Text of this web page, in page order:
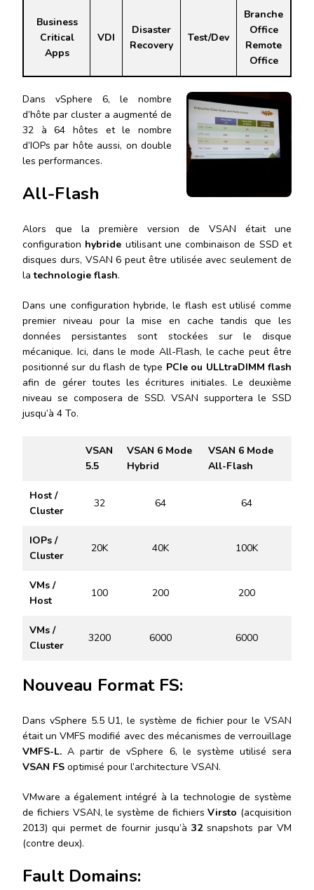
Business
Critical
Apps
VDI
Disaster
Recovery
Test/Dev
Branche
Office
Remote
Office
Dans vSphere 6, le nombre
d’hôte par cluster a augmenté de
32 à 64 hôtes et le nombre
d’IOPs par hôte aussi, on double
les performances.
All-Flash
Alors que la première version de VSAN était une
configuration hybride utilisant une combinaison de SSD et
disques durs, VSAN 6 peut être utilisée avec seulement de
latechnologie flash.
Dans une configuration hybride, le flash est utilisé comme
premier niveau pour la mise en cache tandis que les
données persistantes sont stockées sur le disque
mécanique. Ici, dans le mode All-Flash, le cache peut être
positionné sur du flash de type PCIe ou ULLtraDIMM flash
afin de gérer toutes les écritures initiales. Le deuxième
niveau se composera de SSD. VSAN supportera le SSD
jusqu’à 4 To.
VSAN
5.5
VSAN 6 Mode
Hybrid
VSAN 6 Mode
All-Flash
Host /
Cluster
32 64 64
IOPs /
Cluster
20K 40K 100K
VMs /
Host
100 200 200
VMs /
Cluster
3200 6000 6000
Nouveau Format FS:
Dans vSphere 5.5 U1, le système de fichier pour le VSAN
était un VMFS modifié avec des mécanismes de verrouillage
VMFS-L. A partir de vSphere 6, le système utilisé sera
VSAN FS optimisé pour l’architecture VSAN.
VMware a également intégré à la technologie de système
de fichiers VSAN, le système de fichiersVirsto (acquisition
2013) qui permet de fournir jusqu’à 32snapshots par VM
(contre deux).
Fault Domains: